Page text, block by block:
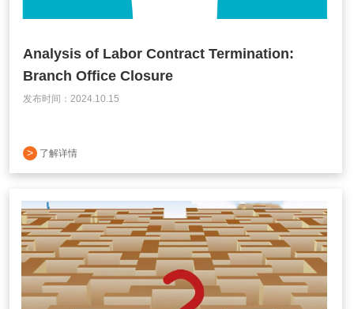
Analysis of Labor Contract Termination:
Branch Office Closure
发布时间：2024.10.15
> 了解详情